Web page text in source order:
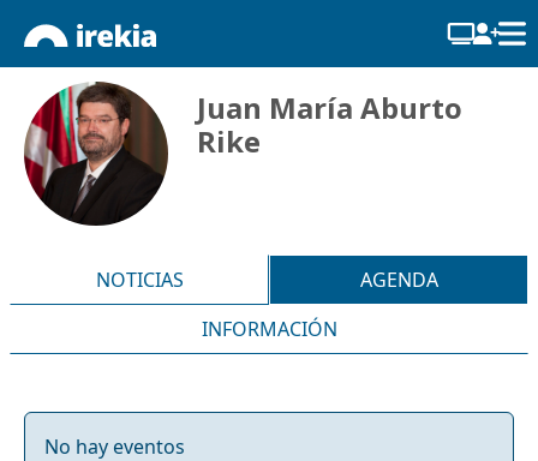
Juan María Aburto
Rike
NOTICIAS
AGENDA
INFORMACIÓN
No hay eventos